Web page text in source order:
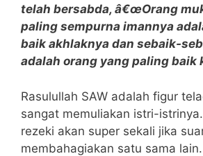
telah bersabda, â€œOrang
paling sempurna imannya
baik akhlaknya dan sebaik-
adalah orang yang paling baik
Rasulullah SAW adalah figur
sangat memuliakan istri-
rezeki akan super sekali jika
membahagiakan satu sama